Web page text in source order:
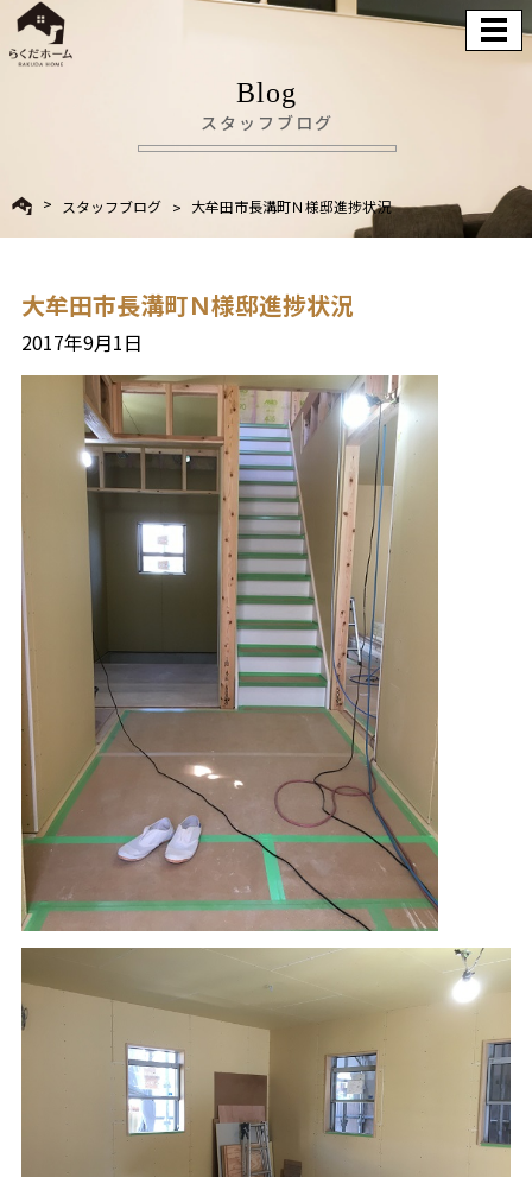
Blog
スタッフブログ
スタッフブログ 大牟田市長溝町Ｎ様邸進捗状況
大牟田市長溝町Ｎ様邸進捗状況
2017年9月1日